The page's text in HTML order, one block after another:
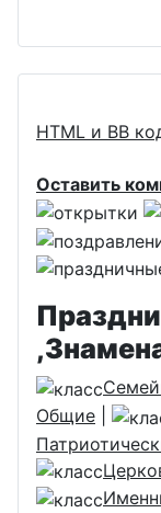
HTML и BB
Оставить
Общие